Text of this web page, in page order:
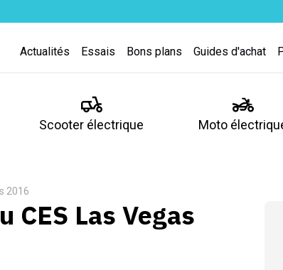
Actualités Essais Bons plans Guides d'achat
Scooter électrique Moto
2016
CES Las Vegas